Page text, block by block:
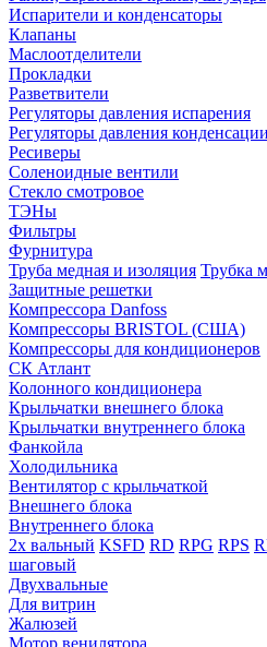
Испарители и конденсаторы
Клапаны
Маслоотделители
Прокладки
Разветвители
Регуляторы давления испарения
Регуляторы давления конденсации
Ресиверы
Соленоидные вентили
Стекло смотровое
ТЭНы
Фильтры
Фурнитура
Труба медная и изоляция Трубка
Защитные решетки
Компрессора Danfoss
Компрессоры BRISTOL (США)
Компрессоры для кондиционеров
СК Атлант
Колонного кондиционера
Крыльчатки внешнего блока
Крыльчатки внутреннего блока
Фанкойла
Холодильника
Вентилятор с крыльчаткой
Внешнего блока
Внутреннего блока
2х вальный KSFD RD RPG RPS
шаговый
Двухвальные
Для витрин
Жалюзей
Мотор венилятора